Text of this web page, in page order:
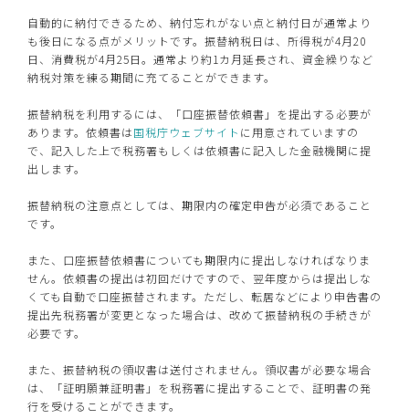
自動的に納付できるため、納付忘れがない点と納付日が通常より
も後日になる点がメリットです。振替納税日は、所得税が4月20
日、消費税が4月25日。通常より約1カ月延長され、資金繰りなど
納税対策を練る期間に充てることができます。
振替納税を利用するには、「口座振替依頼書」を提出する必要が
あります。依頼書は国税庁ウェブサイト に用意されていますの
で、記入した上で税務署もしくは依頼書に記入した金融機関に提
出します。
振替納税の注意点としては、期限内の確定申告が必須であること
です。
また、口座振替依頼書についても期限内に提出しなければなりま
せん。依頼書の提出は初回だけですので、翌年度からは提出しな
くても自動で口座振替されます。ただし、転居などにより申告書の
提出先税務署が変更となった場合は、改めて振替納税の手続きが
必要です。
また、振替納税の領収書は送付されません。領収書が必要な場合
は、「証明願兼証明書」を税務署に提出することで、証明書の発
行を受けることができます。